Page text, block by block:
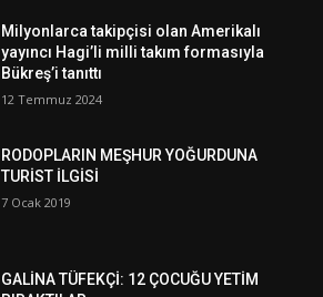
Milyonlarca takipçisi olan Amerikalı
yayıncı Hagi’li milli takım formasıyla
Bükreş’i tanıttı
12 Temmuz 2024
RODOPLARIN MEŞHUR YOĞURDUNA
TURİST İLGİSİ
7 Ocak 2019
GALİNA TÜFEKÇİ: 12 ÇOCUĞU YETİM